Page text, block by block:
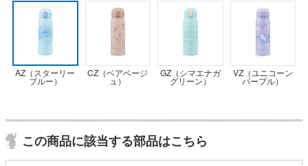
AZ（スターリー
ブルー）
CZ（ベアベージ
ュ）
GZ（シマエナガ
グリーン）
VZ（ユニコーン
パープル）
この商品に該当する部品はこちら